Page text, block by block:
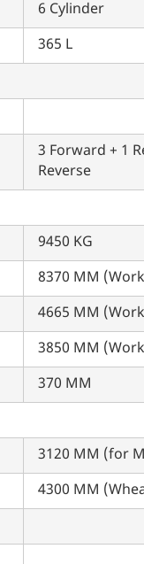
6 Cylinder
365 L
3 Forward + 1
Reverse
9450 KG
8370 MM
4665 MM
3850 MM
370 MM
3120 MM (for
4300 MM
क्या आप
नहीं, धन्यवाद